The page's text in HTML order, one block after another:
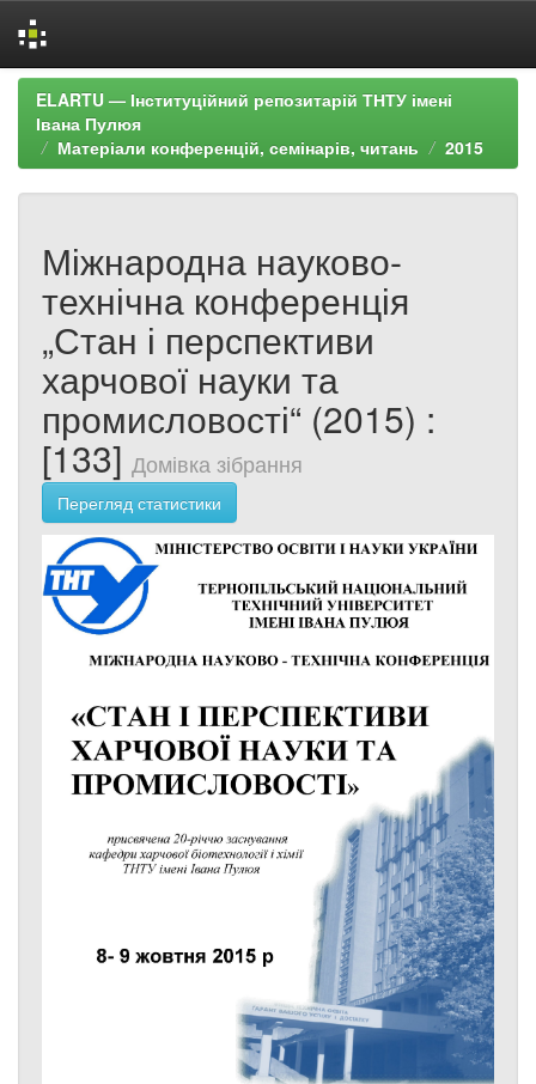
Skip
navigation
ELARTU — Інституційний репозитарій ТНТУ імені
Івана Пулюя
Матеріали конференцій, семінарів, читань
2015
Міжнародна науково-
технічна конференція
„Стан і перспективи
харчової науки та
промисловості“ (2015) :
[133] Домівка зібрання
Перегляд статистики